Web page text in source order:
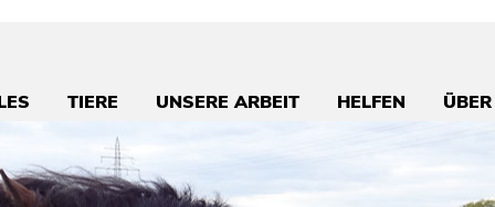
TIERE UNSERE ARBEIT HELFEN